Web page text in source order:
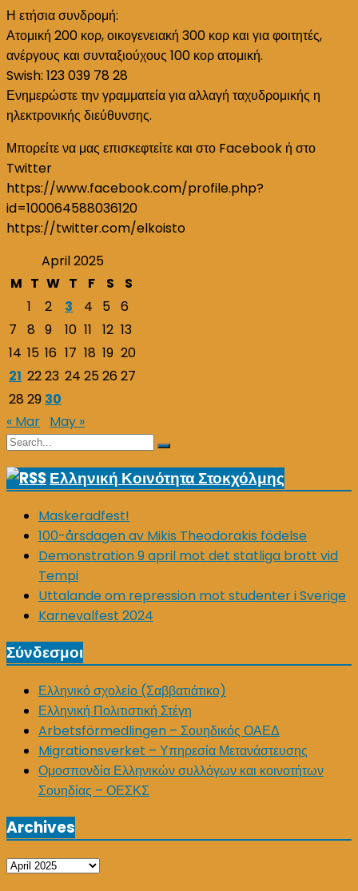
Η ετήσια συνδρομή:
Ατομική 200 κορ, οικογενειακή 300 κορ και για φοιτητές,
ανέργους και συνταξιούχους 100 κορ ατομική.
Swish: 123 039 78 28
Ενημερώστε την γραμματεία για αλλαγή ταχυδρομικής η
ηλεκτρονικής διεύθυνσης.
Μπορείτε να μας επισκεφτείτε και στο Facebook ή στο
Twitter
https://www.facebook.com/profile.php?
id=100064588036120
https://twitter.com/elkoisto
April 2025
M T W T F S
S
1
2 3 4 5 6
7
8 9 10 11 12 13
14 15 16 17 18 19 20
21 2223 24 2526 27
28 29 30
« Mar May »
Search
Search
Ελληνική Κοινότητα Στοκχόλμης
Maskeradfest!
100-årsdagen av Mikis Theodorakis födelse
Demonstration 9 april mot det statliga brott vid
Tempi
Uttalande om repression mot studenter i Sverige
Karnevalfest 2024
Σύνδεσμοι
Ελληνικό σχολείο (Σαββατιάτικο)
Ελληνική Πολιτιστική Στέγη
Arbetsförmedlingen – Σουηδικός ΟΑΕΔ
Migrationsverket – Υπηρεσία Μετανάστευσης
Ομοσπονδία Ελληνικών συλλόγων και κοινοτήτων
Σουηδίας – ΟΕΣΚΣ
Archives
Archives